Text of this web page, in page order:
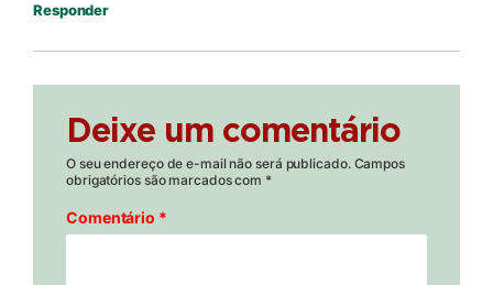
Responder
Deixe um comentário
O seu endereço de e-mail não será publicado. Campos
obrigatórios são marcados com *
Comentário *